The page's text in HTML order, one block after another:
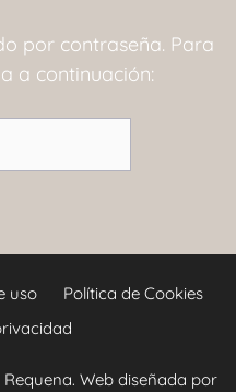
por contraseña. Para
a continuación:
uso
Política de Cookies
Web diseñada por